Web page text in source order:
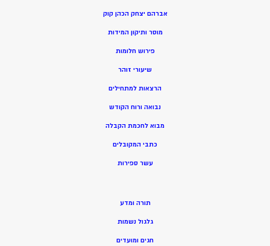
אברהם יצחק הכהן קוק
מוסר ותיקון המידות
פירוש חלומות
שיעורי זוהר
הרצאות למתחילים
נבואה ורוח הקודש
מבוא לחכמת הקבלה
כתבי המקובלים
עשר ספירות
תורה ומדע
גלגול נשמות
חגים ומועדים